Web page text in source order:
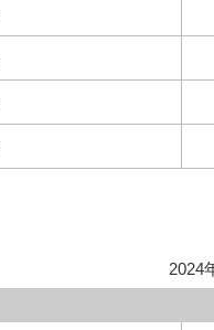
2024